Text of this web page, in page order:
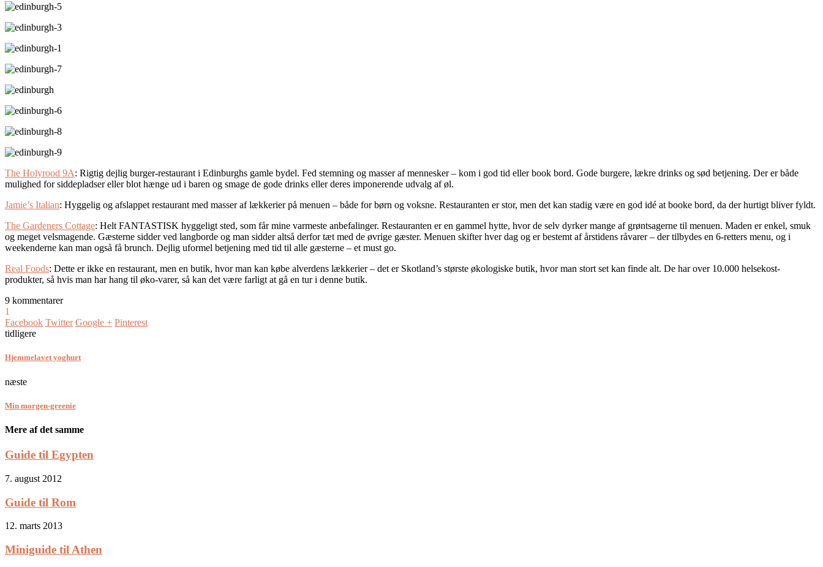
The Holyrood 9A: Rigtig dejlig burger-restaurant i Edinburghs gamle bydel. Fed stemning og masser af mennesker – kom i god tid eller book bord. Gode burgere, lækre drinks og sød betjening. Der er både
mulighed for siddepladser eller blot hænge ud i baren og smage de gode drinks eller deres imponerende udvalg af øl.
Jamie’s Italian: Hyggelig og afslappet restaurant med masser af lækkerier på menuen – både for børn og voksne. Restauranten er stor, men det kan stadig være en god idé at booke bord, da der hurtigt bliver fyldt.
The Gardeners Cottage: Helt FANTASTISK hyggeligt sted, som får mine varmeste anbefalinger. Restauranten er en gammel hytte, hvor de selv dyrker mange af grøntsagerne til menuen. Maden er enkel, smuk
og meget velsmagende. Gæsterne sidder ved langborde og man sidder altså derfor tæt med de øvrige gæster. Menuen skifter hver dag og er bestemt af årstidens råvarer – der tilbydes en 6-retters menu, og i
weekenderne kan man også få brunch. Dejlig uformel betjening med tid til alle gæsterne – et must go.
Real Foods: Dette er ikke en restaurant, men en butik, hvor man kan købe alverdens lækkerier – det er Skotland’s største økologiske butik, hvor man stort set kan finde alt. De har over 10.000 helsekost-
produkter, så hvis man har hang til øko-varer, så kan det være farligt at gå en tur i denne butik.
9 kommentarer
1
Facebook Twitter Google + Pinterest
tidligere
Hjemmelavet yoghurt
næste
Min morgen-greenie
Mere af det samme
Guide til Egypten
7. august 2012
Guide til Rom
12. marts 2013
Miniguide til Athen